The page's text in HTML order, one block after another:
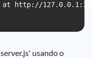
http://
usando o